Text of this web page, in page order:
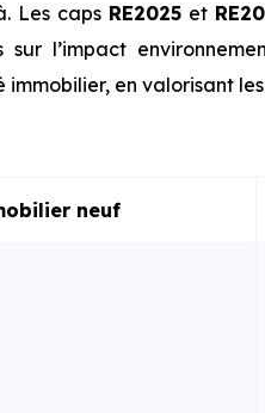
Les caps RE2025 et
sur l’impact
en valorisant
neuf